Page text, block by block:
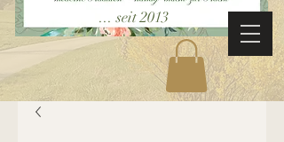
... seit 2013